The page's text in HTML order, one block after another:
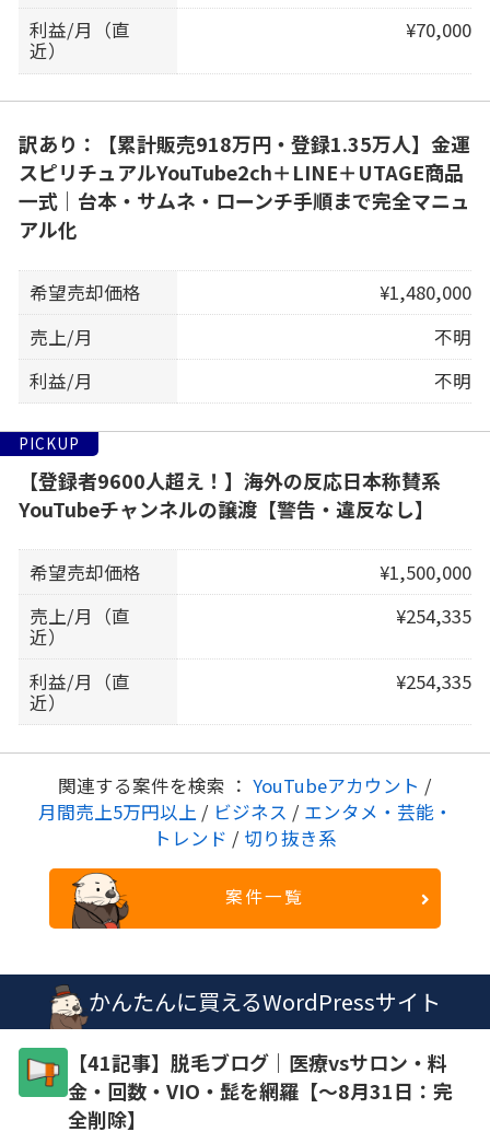
利益/月（直
近）
¥70,000
訳あり：【累計販売918万円・登録1.35万人】金運
スピリチュアルYouTube2ch＋LINE＋UTAGE商品
一式｜台本・サムネ・ローンチ手順まで完全マニュ
アル化
希望売却価格
¥1,480,000
売上/月
不明
利益/月
不明
PICKUP
【登録者9600人超え！】海外の反応日本称賛系
YouTubeチャンネルの譲渡【警告・違反なし】
希望売却価格
¥1,500,000
売上/月（直
近）
¥254,335
利益/月（直
近）
¥254,335
関連する案件を検索 ： YouTubeアカウント /
月間売上5万円以上 / ビジネス / エンタメ・芸能・
トレンド / 切り抜き系
案件一覧
かんたんに買えるWordPressサイト
【41記事】脱毛ブログ｜医療vsサロン・料
金・回数・VIO・髭を網羅【～8月31日：完
全削除】